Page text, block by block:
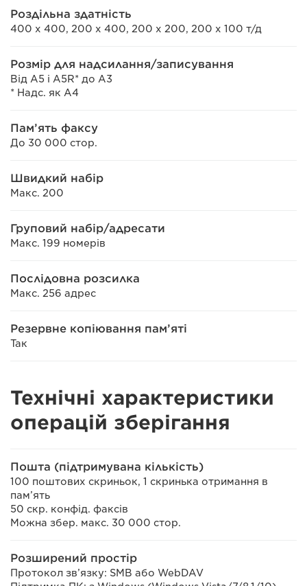
Роздільна здатність
400 x 400, 200 x 400, 200 x 200, 200 x 100 т/д
Розмір для надсилання/записування
Від A5 і A5R* до A3
* Надс. як A4
Пам’ять факсу
До 30 000 стор.
Швидкий набір
Макс. 200
Груповий набір/адресати
Макс. 199 номерів
Послідовна розсилка
Макс. 256 адрес
Резервне копіювання пам’яті
Так
Технічні характеристики
операцій зберігання
Пошта (підтримувана кількість)
100 поштових скриньок, 1 скринька отримання в
пам’ять
50 скр. конфід. факсів
Можна збер. макс. 30 000 стор.
Розширений простір
Протокол зв’язку: SMB або WebDAV